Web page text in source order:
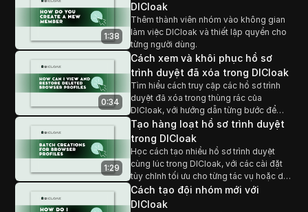
1:38
DICloak
Thêm thành viên nhóm vào không gian
làm việc DICloak và thiết lập quyền cho
từng người dùng.
0:34
Cách xem và khôi phục hồ sơ
trình duyệt đã xóa trong DICloak
Tìm hiểu cách truy cập các hồ sơ trình
duyệt đã xóa trong thùng rác của
DICloak, với hướng dẫn từng bước để
xem và khôi phục các hồ sơ đã xóa.
1:29
Tạo hàng loạt hồ sơ trình duyệt
trong DICloak
Học cách tạo nhiều hồ sơ trình duyệt
cùng lúc trong DICloak, với các cài đặt
tùy chỉnh tối ưu cho từng tác vụ hoặc dự
án cụ thể.
Cách tạo đội nhóm mới với
DICloak